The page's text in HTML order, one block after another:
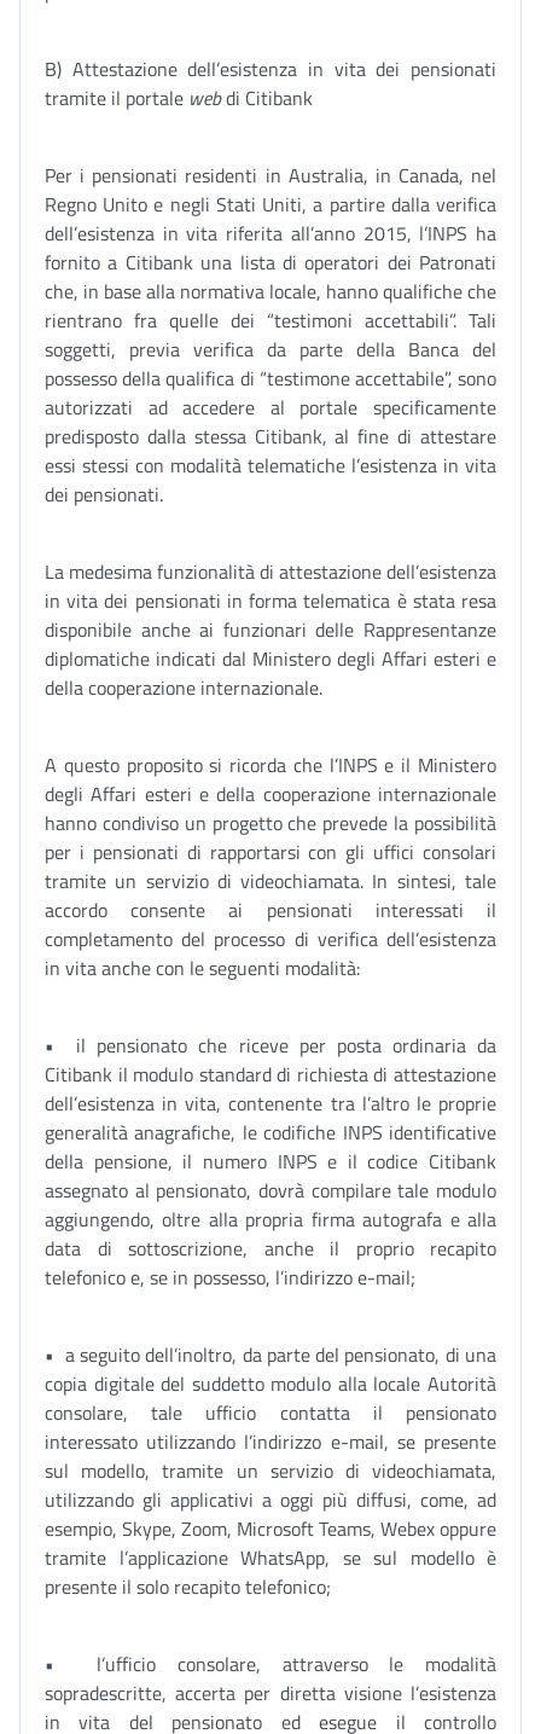
B) Attestazione dell’esistenza in vita dei pensionati
tramite il portale webdi Citibank
Per i pensionati residenti in Australia, in Canada, nel
Regno Unito e negli Stati Uniti, a partire dalla verifica
dell’esistenza in vita riferita all’anno 2015, l’INPS ha
fornito a Citibank una lista di operatori dei Patronati
che, in base alla normativa locale, hanno qualifiche che
rientrano fra quelle dei “testimoni accettabili”. Tali
soggetti, previa verifica da parte della Banca del
possesso della qualifica di “testimone accettabile”, sono
autorizzati ad accedere al portale specificamente
predisposto dalla stessa Citibank, al fine di attestare
essi stessi con modalità telematiche l’esistenza in vita
dei pensionati.
La medesima funzionalità di attestazione dell’esistenza
in vita dei pensionati in forma telematica è stata resa
disponibile anche ai funzionari delle Rappresentanze
diplomatiche indicati dal Ministero degli Affari esteri e
della cooperazione internazionale.
A questo proposito si ricorda che l’INPS e il Ministero
degli Affari esteri e della cooperazione internazionale
hanno condiviso un progetto che prevede la possibilità
per i pensionati di rapportarsi con gli uffici consolari
tramite un servizio di videochiamata. In sintesi, tale
accordo consente ai pensionati interessati il
completamento del processo di verifica dell’esistenza
in vita anche con le seguenti modalità:
• il pensionato che riceve per posta ordinaria da
Citibank il modulo standard di richiesta di attestazione
dell’esistenza in vita, contenente tra l’altro le proprie
generalità anagrafiche, le codifiche INPS identificative
della pensione, il numero INPS e il codice Citibank
assegnato al pensionato, dovrà compilare tale modulo
aggiungendo, oltre alla propria firma autografa e alla
data di sottoscrizione, anche il proprio recapito
telefonico e, se in possesso, l’indirizzo e-mail;
• a seguito dell’inoltro, da parte del pensionato, di una
copia digitale del suddetto modulo alla locale Autorità
consolare, tale ufficio contatta il pensionato
interessato utilizzando l’indirizzo e-mail, se presente
sul modello, tramite un servizio di videochiamata,
utilizzando gli applicativi a oggi più diffusi, come, ad
esempio, Skype, Zoom, Microsoft Teams, Webex oppure
tramite l’applicazione WhatsApp, se sul modello è
presente il solo recapito telefonico;
• l’ufficio consolare, attraverso le modalità
sopradescritte, accerta per diretta visione l’esistenza
in vita del pensionato ed esegue il controllo